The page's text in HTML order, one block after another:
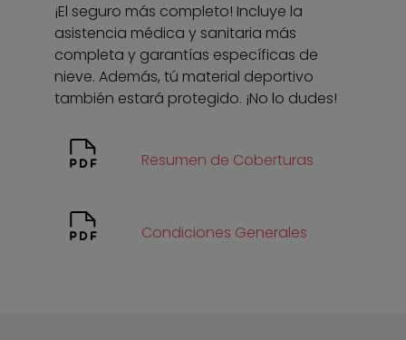
¡El seguro más completo! Incluye la
asistencia médica y sanitaria más
completa y garantías específicas de
nieve. Además, tú material deportivo
también estará protegido. ¡No lo dudes!
Resumen de Coberturas
Condiciones Generales